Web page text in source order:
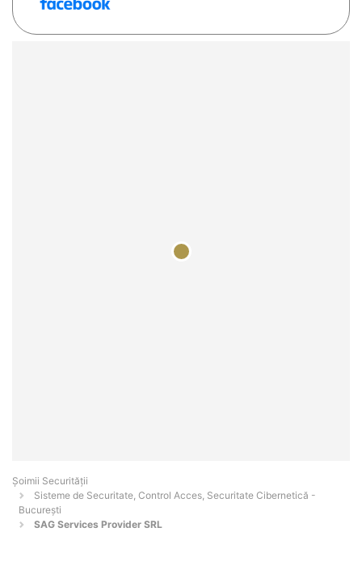
Șoimii Securității
Sisteme de Securitate, Control Acces, Securitate Cibernetică -
Bucureşti
SAG Services Provider SRL